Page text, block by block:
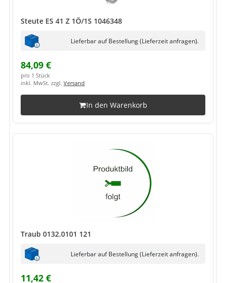
Steute ES 41 Z 1Ö/1S 1046348
Lieferbar auf Bestellung (Lieferzeit anfragen).
84,09 €
pro 1 Stück
inkl. MwSt. zzgl. Versand
In den Warenkorb
Traub 0132.0101 121
Lieferbar auf Bestellung (Lieferzeit anfragen).
11,42 €